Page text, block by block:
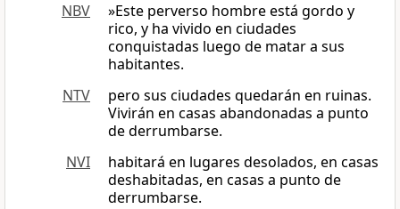
NBV
»Este perverso hombre está gordo y
rico, y ha vivido en ciudades
conquistadas luego de matar a sus
habitantes.
NTV
pero sus ciudades quedarán en ruinas.
Vivirán en casas abandonadas a punto
de derrumbarse.
NVI
habitará en lugares desolados, en casas
deshabitadas, en casas a punto de
derrumbarse.